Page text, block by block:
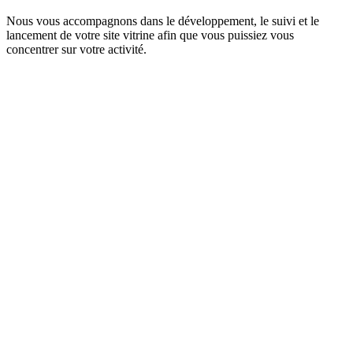
Nous vous accompagnons dans le développement, le suivi et le
lancement de votre site vitrine afin que vous puissiez vous
concentrer sur votre activité.